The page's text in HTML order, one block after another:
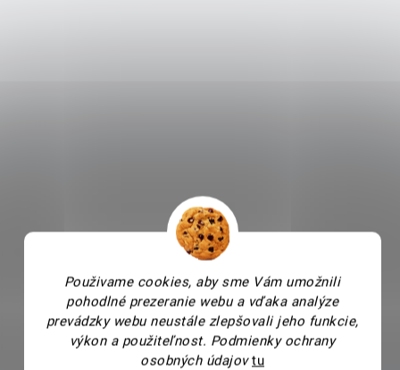
Použivame cookies, aby sme Vám umožnili
pohodlné prezeranie webu a vďaka analýze
prevádzky webu neustále zlepšovali jeho funkcie,
výkon a použiteľnost. Podmienky ochrany
osobných údajov tu